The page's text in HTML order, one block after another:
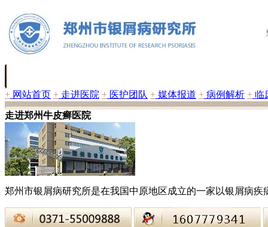
+ 网站首页 + 走进医院 + 医护团队 + 媒体报道 + 病例解析 + 临
走进郑州牛皮癣医院
郑州市银屑病研究所是在我国中原地区成立的一家以银屑病疾